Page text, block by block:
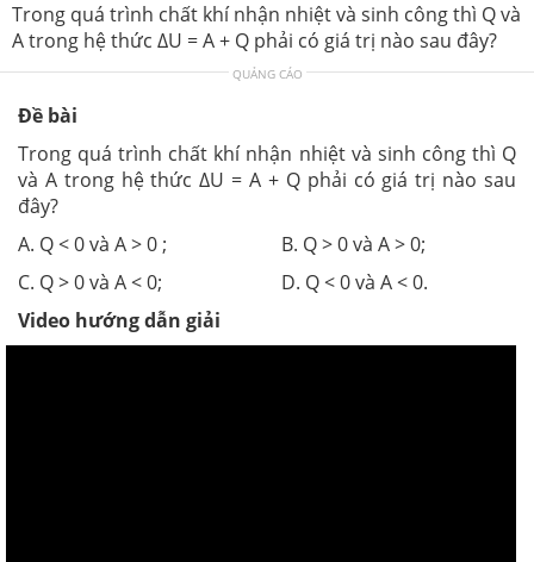
Trong quá trình chất khí nhận nhiệt và sinh công thì Q và
A trong hệ thức ∆U = A + Q phải có giá trị nào sau đây?
QUẢNG CÁO
Đề bài
Trong quá trình chất khí nhận nhiệt và sinh công thì Q
và A trong hệ thức ∆U = A + Q phải có giá trị nào sau
đây?
A. Q < 0 và A > 0 ; B. Q > 0 và A > 0;
C. Q > 0 và A < 0; D. Q < 0 và A < 0.
Video hướng dẫn giải